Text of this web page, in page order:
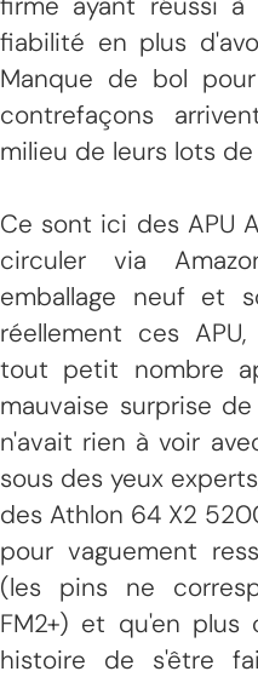
fiabilité en plus
Manque de bol
contrefaçons
milieu de leurs lots
Ce sont ici des APU
circuler via
emballage neuf et
réellement ces
tout petit nombre
mauvaise surprise
n'avait rien à voir
sous des yeux
des Athlon 64 X2
pour vaguement
(les pins ne
FM2+) et qu'en plus
histoire de s'être